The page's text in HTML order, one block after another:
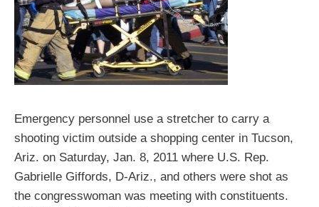
Emergency personnel use a stretcher to carry a
shooting victim outside a shopping center in Tucson,
Ariz. on Saturday, Jan. 8, 2011 where U.S. Rep.
Gabrielle Giffords, D-Ariz., and others were shot as
the congresswoman was meeting with constituents.